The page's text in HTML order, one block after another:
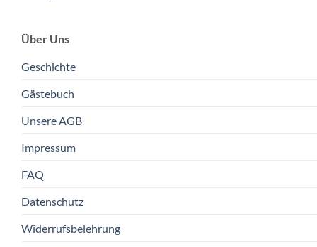
Über Uns
Geschichte
Gästebuch
Unsere AGB
Impressum
FAQ
Datenschutz
Widerrufsbelehrung